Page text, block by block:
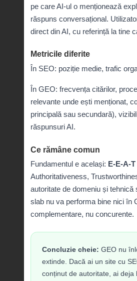
pe care AI-ul o menționează
răspuns conversațional.
direct din AI, cu referință la tine
Metricile diferite
În SEO: poziție medie, trafic
În GEO: frecvența citărilor,
relevante unde ești menționat,
principală sau secundară),
răspunsuri AI.
Ce rămâne comun
Fundamentul e același: E-E-A-T
Authoritativeness,
autoritate de domeniu și tehnică
slab nu va performa bine nici în
complementare, nu concurente.
Concluzie cheie: GEO nu
extinde. Dacă ai un site cu
conținut de autoritate, ai deja